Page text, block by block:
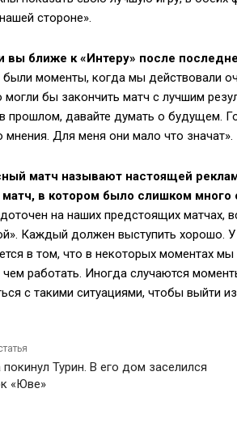
стороне».
вы ближе к «Интеру» после
были моменты, когда мы действовали
могли бы закончить матч с лучшим
прошлом, давайте думать о будущем.
мнения. Для меня они мало что значат».
матч называют настоящей
в котором было слишком много
на наших предстоящих матчах,
Каждый должен выступить хорошо.
в том, что в некоторых моментах
чем работать. Иногда случаются
с такими ситуациями, чтобы выйти
Турин. В его дом заселился
«Юве»